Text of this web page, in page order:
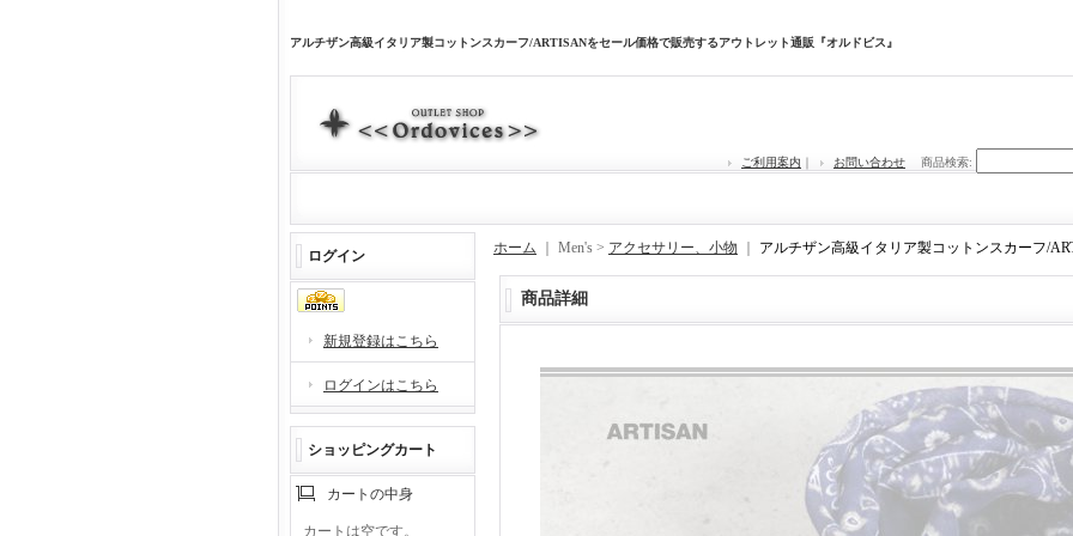
アルチザン高級イタリア製コットンスカーフ/ARTISANをセール価格で販売するアウトレット通販『オルドビス』
ご利用案内 ｜ お問い合わせ 商品検索:
ログイン
新規登録はこちら
ログインはこちら
ショッピングカート
カートの中身
カートは空です。
ホーム ｜ Men's > アクセサリー、小物 アルチザン高級イタリア製コットンスカーフ/
商品詳細